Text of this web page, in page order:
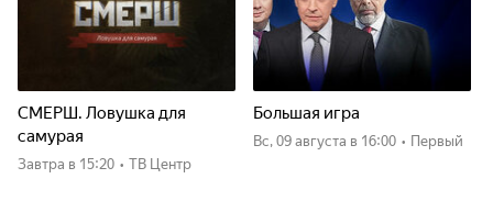
СМЕРШ. Ловушка для
самурая
Завтра в 15:20 • ТВ Центр
Большая игра
вс, 09 августа в 16:00 • Первый